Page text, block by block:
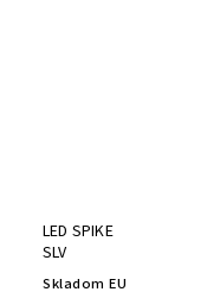
LED SPIKE
SLV
Skladom EU